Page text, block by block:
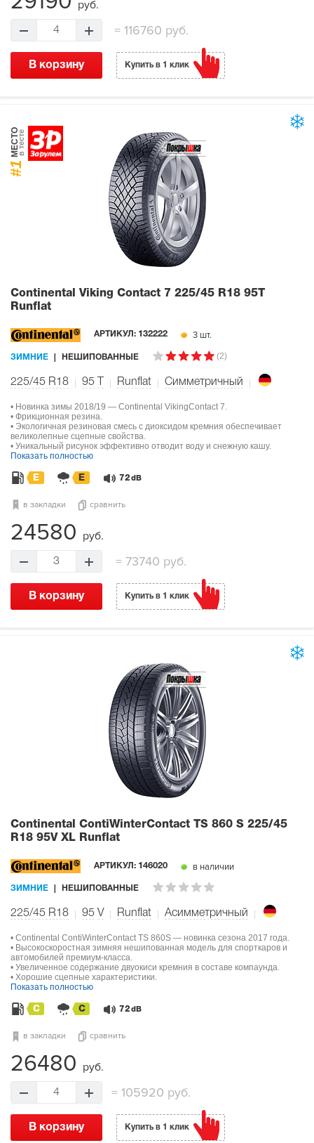
руб.
4 =116760 руб.
В корзину Купить в 1 клик
#1
МЕСТОв тесте
Continental Viking Contact 7 225/45 R18 95T
Runflat
АРТИКУЛ: 132222 3 шт.
ЗИМНИЕ НЕШИПОВАННЫЕ (2)
225/45 R18 95 Runflat Симметричный
• Новинка зимы 2018/19 — Continental VikingContact 7.
• Фрикционная резина.
• Экологичная резиновая смесь с диоксидом кремния обеспечивает
великолепные сцепные свойства.
• Уникальный рисунок эффективно отводит воду и снежную кашу.
Показать полностью
E E 72 dB
в закладки сравнить
24580 руб.
3 = 73740 руб.
В корзину Купить в 1 клик
Continental ContiWinterContact TS 860 S 225/45
R18 95V XL Runflat
АРТИКУЛ: 146020 в наличии
ЗИМНИЕ НЕШИПОВАННЫЕ
225/45 R18 95 V Runflat Асимметричный
• Continental ContiWinterContact TS 860S — новинка сезона 2017 года.
• Высокоскоростная зимняя нешипованная модель для спорткаров и
автомобилей премиум-класса.
• Увеличенное содержание двуокиси кремния в составе компаунда.
• Хорошие сцепные характеристики.
Показать полностью
C C 72 dB
в закладки сравнить
26480 руб.
4 = 105920 руб.
В корзину Купить в 1 клик